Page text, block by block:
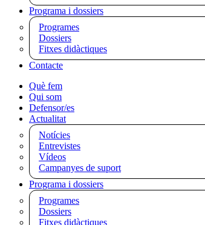
Programa i dossiers
Programes
Dossiers
Fitxes didàctiques
Contacte
Què fem
Qui som
Defensor/es
Actualitat
Notícies
Entrevistes
Vídeos
Campanyes de suport
Programa i dossiers
Programes
Dossiers
Fitxes didàctiques